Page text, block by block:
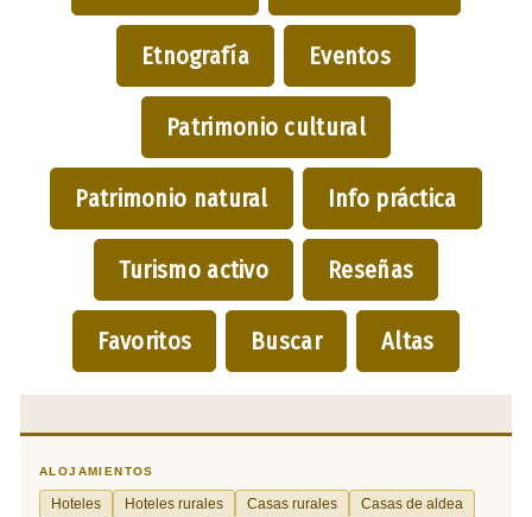
Etnografía Eventos
Patrimonio cultural
Patrimonio natural Info práctica
Turismo activo Reseñas
Favoritos Buscar Altas